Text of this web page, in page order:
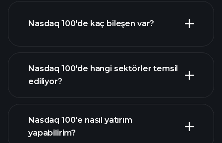
{{name}} bileşenleri
Nasdaq 100 bileşenleri
Nasdaq 100'de kaç bileşen var?
Nasdaq 100 bileşenleri
Nasdaq 100'de hangi sektörler temsil
ediliyor?
Nasdaq 100'e nasıl yatırım
yapabilirim?